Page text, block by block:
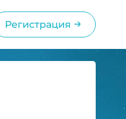
Регистрация